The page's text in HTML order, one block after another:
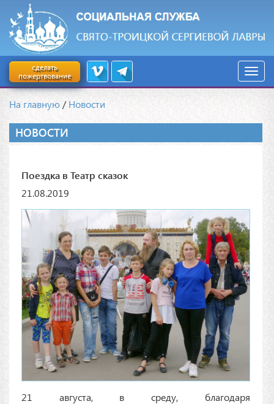
сделать
пожертвование
На главную /Новости
НОВОСТИ
Поездка в Театр сказок
21.08.2019
21 августа, в среду, благодаря